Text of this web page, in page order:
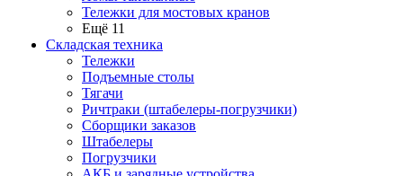
Тележки для мостовых кранов
Ещё 11
Складская техника
Тележки
Подъемные столы
Тягачи
Ричтраки (штабелеры-погрузчики)
Сборщики заказов
Штабелеры
Погрузчики